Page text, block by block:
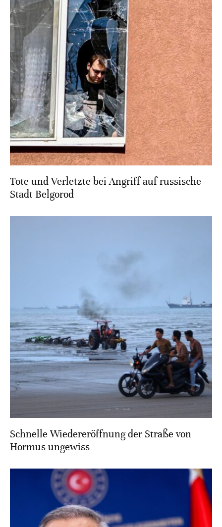
Tote und Verletzte bei Angriff auf russische
Stadt Belgorod
Schnelle Wiedereröffnung der Straße von
Hormus ungewiss